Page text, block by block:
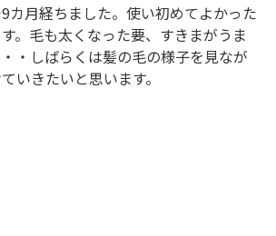
カ月経ちました。使い初めてよかった
。毛も太くなった要、すきまがうま
・しばらくは髪の毛の様子を見なが
いきたいと思います。